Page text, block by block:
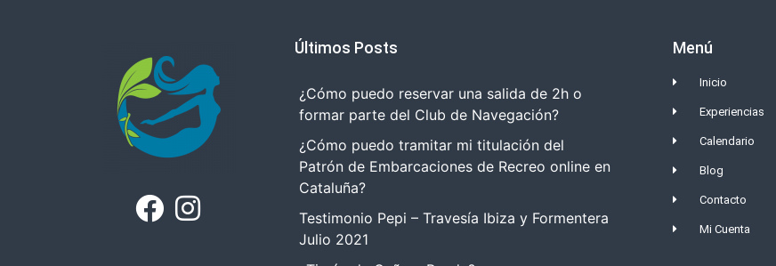
Últimos Posts
¿Cómo puedo reservar una salida de 2h o
formar parte del Club de Navegación?
¿Cómo puedo tramitar mi titulación del
Patrón de Embarcaciones de Recreo online en
Cataluña?
Testimonio Pepi – Travesía Ibiza y Formentera
Julio 2021
Menú
Inicio
Experiencias
Calendario
Blog
Contacto
Mi Cuenta